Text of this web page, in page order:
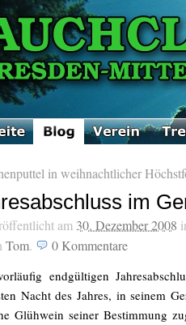
in weihnachtlicher
im
am 30. Dezember 2008
Tom. 0 Kommentare
endgültigen
Nacht des Jahres, in seinem
Glühwein seiner Bestimmung